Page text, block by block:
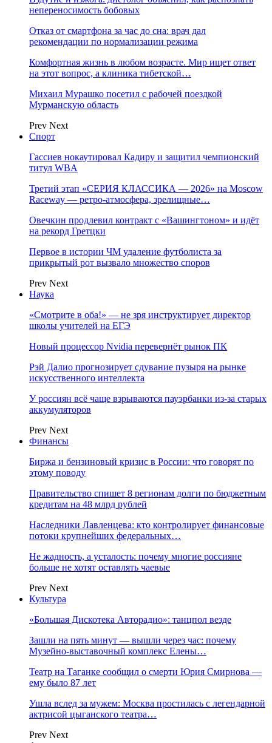
непереносимость бобовых
Отказ от смартфона за час до сна: врач дал
рекомендации по нормализации режима
Комфортная жизнь в любом возрасте. Мир ищет ответ
на этот вопрос, а клиника тибетской…
Михаил Мурашко посетил с рабочей поездкой
Мурманскую область
Prev Next
Спорт
Гассиев нокаутировал Кадиру и защитил чемпионский
титул WBA
Третий этап «СЕРИЯ КЛАССИКА — 2026» на Moscow
Raceway — ретро‑атмосфера, зрелищные…
Овечкин продлевил контракт с «Вашингтоном» и идёт
на рекорд Гретцки
Первое в истории ЧМ удаление футболиста за
прикрытый рот вызвало множество споров
Prev Next
Наука
«Смотрите в оба!» — не зря инструктирует директор
школы учителей на ЕГЭ
Новый процессор Nvidia перевернёт рынок ПК
Рэй Далио прогнозирует сдувание пузыря на рынке
искусственного интеллекта
У россиян всё чаще взрываются пауэрбанки из-за старых
аккумуляторов
Prev Next
Финансы
Биржа и бензиновый кризис в России: что говорят по
этому поводу
Правительство спишет 8 регионам долги по бюджетным
кредитам на 48 млрд рублей
Наследники Лавленцева: кто контролирует финансовые
потоки крупнейших федеральных…
Не жадность, а усталость: почему многие россияне
больше не хотят оставлять чаевые
Prev Next
Культура
«Большая Дискотека Авторадио»: танцпол везде
Зашли на пять минут — вышли через час: почему
Музейно-выставочный комплекс Елены…
Театр на Таганке сообщил о смерти Юрия Смирнова —
ему было 87 лет
Ушла вслед за мужем: Москва простилась с легендарной
актрисой цыганского театра…
Prev Next